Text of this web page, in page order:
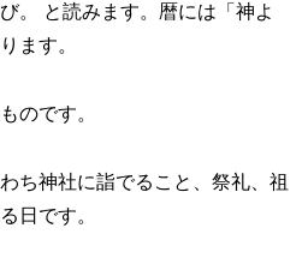
。 と読みます。暦には「神よ
ます。
のです。
ち神社に詣でること、祭礼、祖
日です。